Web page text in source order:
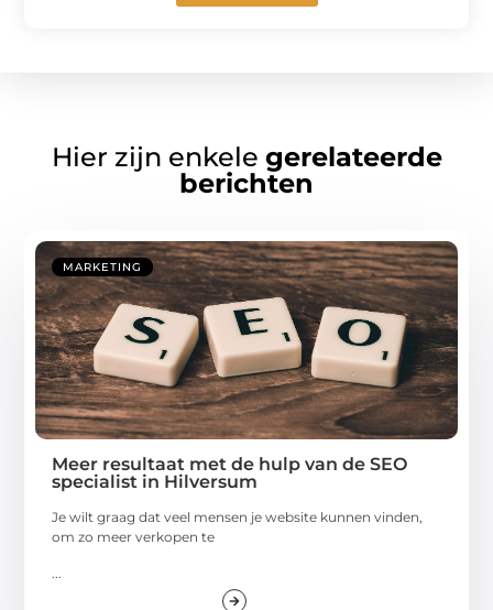
Hier zijn enkele gerelateerde
berichten
MARKETING
Meer resultaat met de hulp van de SEO
specialist in Hilversum
Je wilt graag dat veel mensen je website kunnen vinden,
om zo meer verkopen te